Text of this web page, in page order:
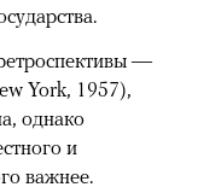
—
York, 1957),
однако
и
важнее.